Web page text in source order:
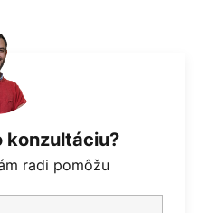
konzultáciu?
radi pomôžu